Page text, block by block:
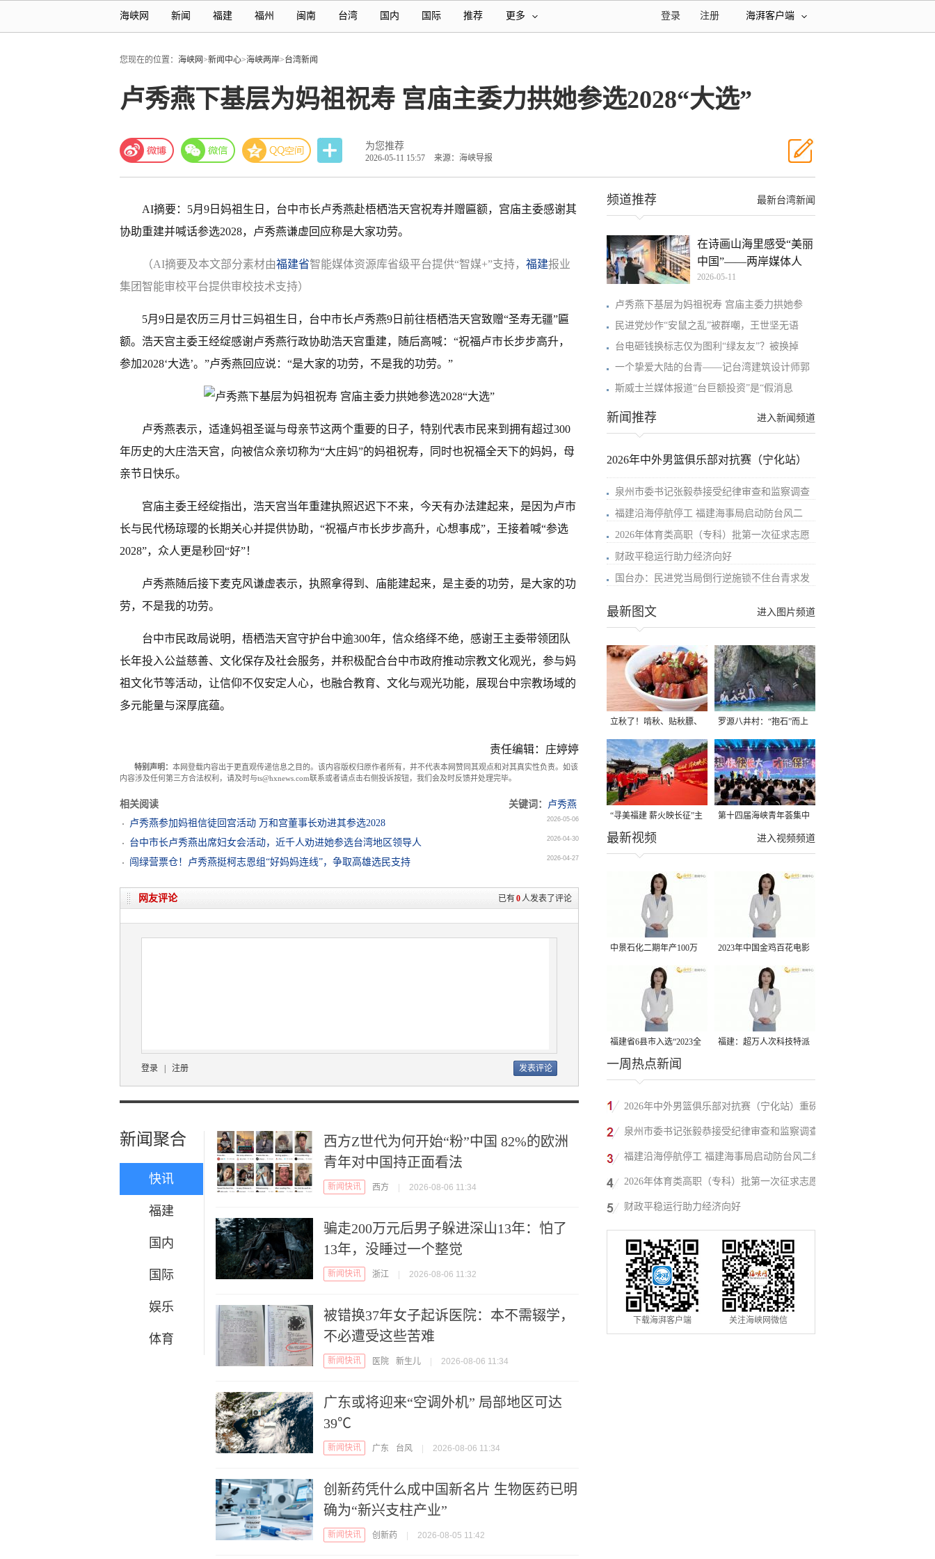
海峡网 新闻 福建 福州 闽南 台湾 国内 国际 推荐 更多 海湃客户端
注册
登录
您现在的位置： 海峡网>新闻中心>海峡两岸>台湾新闻
卢秀燕下基层为妈祖祝寿 宫庙主委力拱她参选2028“大选”
为您推荐
2026-05-11 15:57 来源：海峡导报
AI摘要：5月9日妈祖生日，台中市长卢秀燕赴梧栖浩天宫祝寿并赠匾额，宫庙主委感谢其
协助重建并喊话参选2028，卢秀燕谦虚回应称是大家功劳。
（AI摘要及本文部分素材由福建省智能媒体资源库省级平台提供“智媒+”支持， 福建报业
集团智能审校平台提供审校技术支持）
5月9日是农历三月廿三妈祖生日，台中市长卢秀燕9日前往梧栖浩天宫致赠“圣寿无疆”匾
额。浩天宫主委王经绽感谢卢秀燕行政协助浩天宫重建，随后高喊：“祝福卢市长步步高升，
参加2028‘大选’。”卢秀燕回应说：“是大家的功劳，不是我的功劳。”
卢秀燕表示，适逢妈祖圣诞与母亲节这两个重要的日子，特别代表市民来到拥有超过300
年历史的大庄浩天宫，向被信众亲切称为“大庄妈”的妈祖祝寿，同时也祝福全天下的妈妈，母
亲节日快乐。
宫庙主委王经绽指出，浩天宫当年重建执照迟迟下不来，今天有办法建起来，是因为卢市
长与民代杨琼璎的长期关心并提供协助，“祝福卢市长步步高升，心想事成”，王接着喊“参选
2028”，众人更是秒回“好”！
卢秀燕随后接下麦克风谦虚表示，执照拿得到、庙能建起来，是主委的功劳，是大家的功
劳，不是我的功劳。
台中市民政局说明，梧栖浩天宫守护台中逾300年，信众络绎不绝，感谢王主委带领团队
长年投入公益慈善、文化保存及社会服务，并积极配合台中市政府推动宗教文化观光，参与妈
祖文化节等活动，让信仰不仅安定人心，也融合教育、文化与观光功能，展现台中宗教场域的
多元能量与深厚底蕴。
责任编辑：庄婷婷
特别声明： 本网登载内容出于更直观传递信息之目的。该内容版权归原作者所有，并不代表本网赞同其观点和对其真实性负责。如该
内容涉及任何第三方合法权利，请及时与ts@hxnews.com联系或者请点击右侧投诉按钮，我们会及时反馈并处理完毕。
相关阅读 关键词： 卢秀燕
卢秀燕参加妈祖信徒回宫活动 万和宫董事长劝进其参选2028
2026-05-06
台中市长卢秀燕出席妇女会活动，近千人劝进她参选台湾地区领导人 2026-04-30
闯绿营票仓！卢秀燕挺柯志恩组“好妈妈连线”，争取高雄选民支持 2026-04-27
已有0人发表了评论
网友评论
登录 注册
新闻聚合
快讯
福建
国内
国际
娱乐
体育
西方Z世代为何开始“粉”中国 82%的欧洲
青年对中国持正面看法
新闻快讯 西方 2026-08-06 11:34
骗走200万元后男子躲进深山13年：怕了
13年，没睡过一个整觉
新闻快讯 浙江 2026-08-06 11:32
被错换37年女子起诉医院：本不需辍学，
不必遭受这些苦难
新闻快讯 医院 新生儿 2026-08-06 11:34
广东或将迎来“空调外机” 局部地区可达
39℃
新闻快讯 广东 台风 2026-08-06 11:34
创新药凭什么成中国新名片 生物医药已明
确为“新兴支柱产业”
新闻快讯 创新药 2026-08-05 11:42
最新台湾新闻
频道推荐
在诗画山海里感受“美丽
中国”——两岸媒体人
2026-05-11
卢秀燕下基层为妈祖祝寿 宫庙主委力拱她参
民进党炒作“安鼠之乱”被群嘲，王世坚无语
台电砸钱换标志仅为图利“绿友友”？被换掉
一个挚爱大陆的台青——记台湾建筑设计师郭
斯威士兰媒体报道“台巨额投资”是“假消息
进入新闻频道
新闻推荐
2026年中外男篮俱乐部对抗赛（宁化站）
泉州市委书记张毅恭接受纪律审查和监察调查
福建沿海停航停工 福建海事局启动防台风二
2026年体育类高职（专科）批第一次征求志愿
财政平稳运行助力经济向好
国台办：民进党当局倒行逆施锁不住台青求发
进入图片频道
最新图文
立秋了！啃秋、贴秋膘、
晒秋，福建人这样过才够
味→
罗源八井村：“抱石”而上
“寻美福建 薪火映长征”主
题活动在龙岩长汀启动
第十四届海峡青年荟集中
阶段活动在福州举行
进入视频频道
最新视频
中景石化二期年产100万
吨丙烷脱氢项目建成中交
2023年中国金鸡百花电影
节有福电影巡展31日启动
福建省6县市入选“2023全
国县域发展潜力百强县”
福建：超万人次科技特派
一周热点新闻
2026年中外男篮俱乐部对抗赛（宁化站）重磅
来袭！抢票通道即将开启→
泉州市委书记张毅恭接受纪律审查和监察调查
福建沿海停航停工 福建海事局启动防台风二级
应急响应
2026年体育类高职（专科）批第一次征求志愿
填报
财政平稳运行助力经济向好
下载海湃客户端 关注海峡网微信